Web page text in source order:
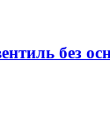
без